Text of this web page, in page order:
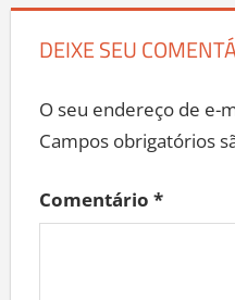
DEIXE SEU
O seu endereço de e-
Campos obrigatórios
Comentário *